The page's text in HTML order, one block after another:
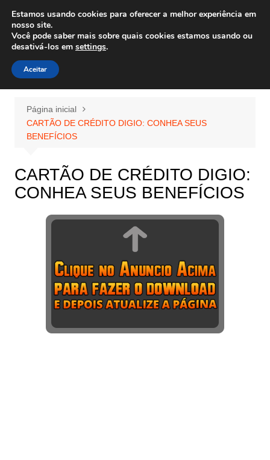
para
conteúdo
Wiley Wales
corais algas e vida marinha
Página inicial
CARTÃO DE CRÉDITO DIGIO: CONHEA SEUS
BENEFÍCIOS
CARTÃO DE CRÉDITO DIGIO:
CONHEA SEUS BENEFÍCIOS
Estamos usando cookies para oferecer a melhor experiência em
nosso site.
Você pode saber mais sobre quais cookies estamos usando ou
desativá-los em settings.
Aceitar